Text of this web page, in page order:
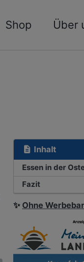
Shop Über
Inhalt
Essen in der
Fazit
✨ Ohne